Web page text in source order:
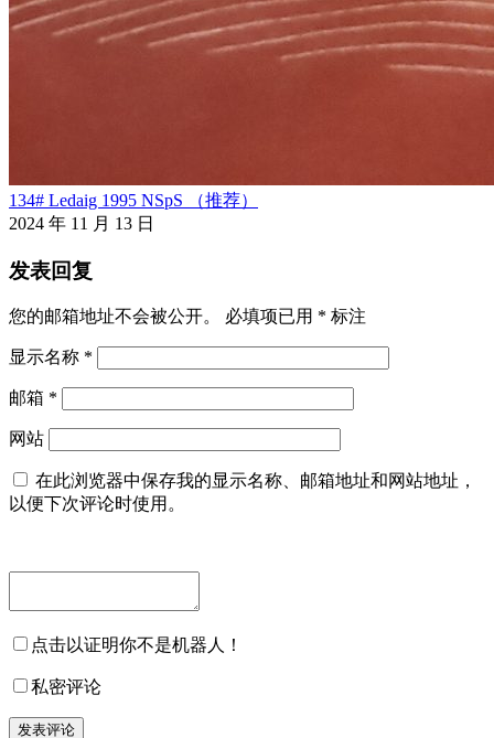
134# Ledaig 1995 NSpS （推荐）
2024 年 11 月 13 日
发表回复
您的邮箱地址不会被公开。 必填项已用 * 标注
显示名称 *
邮箱 *
网站
在此浏览器中保存我的显示名称、邮箱地址和网站地址，
以便下次评论时使用。
点击以证明你不是机器人！
私密评论